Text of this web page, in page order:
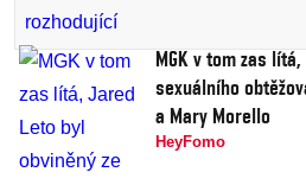
MGK v tom zas
sexuálního
a Mary Morello
HeyFomo